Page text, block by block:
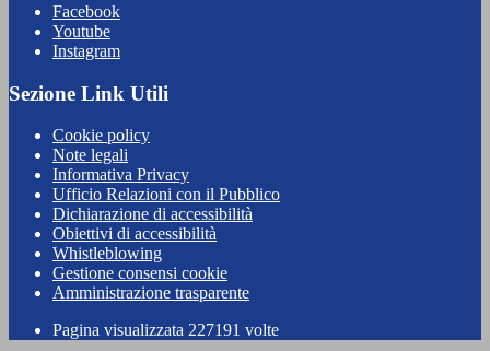
Facebook
Youtube
Instagram
Sezione Link Utili
Cookie policy
Note legali
Informativa Privacy
Ufficio Relazioni con il Pubblico
Dichiarazione di accessibilità
Obiettivi di accessibilità
Whistleblowing
Gestione consensi cookie
Amministrazione trasparente
Pagina visualizzata 227191 volte